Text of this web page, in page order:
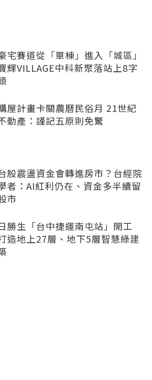
宅賽道從「單棟」進入「城區」
輝VILLAGE中科新聚落站上8字
屋計畫卡關農曆民俗月 21世紀
動產：謹記五原則免驚
股震盪資金會轉進房市？台經院
者：AI紅利仍在、資金多半續留
市
勝生「台中捷運南屯站」開工
造地上27層、地下5層智慧綠建